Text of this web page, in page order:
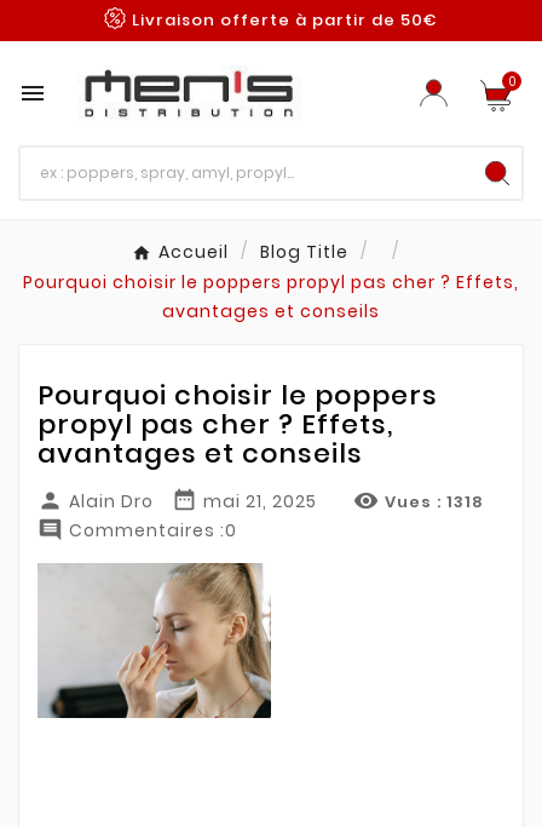
Livraison offerte à partir de 50€
 0
Accueil
Blog Title
Pourquoi choisir le poppers propyl pas cher ? Effets,
avantages et conseils
Pourquoi choisir le poppers
propyl pas cher ? Effets,
avantages et conseils
 Alain Dro  mai 21, 2025  Vues : 1318
 Commentaires :0